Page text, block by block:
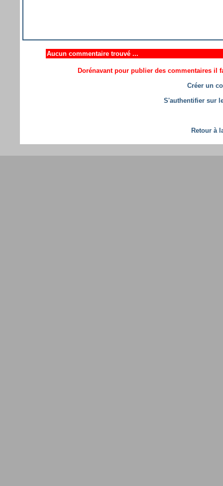
Aucun commentaire trouvé ...
Dorénavant pour publier des commentaires il
Créer un
S'authentifier sur
Retour à